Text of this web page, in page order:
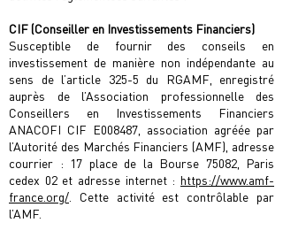
CIF (Conseiller en Investissements Financiers)
Susceptible de fournir des conseils en
investissement de manière non indépendante au
sens de l’article 325-5 du RGAMF, enregistré
auprès de l’Association professionnelle des
Conseillers en Investissements Financiers
ANACOFI CIF E008487, association agréée par
l’Autorité des Marchés Financiers (AMF), adresse
courrier : 17 place de la Bourse 75082, Paris
cedex 02 et adresse internet : https://www.amf-
france.org/ . Cette activité est contrôlable par
l’AMF.